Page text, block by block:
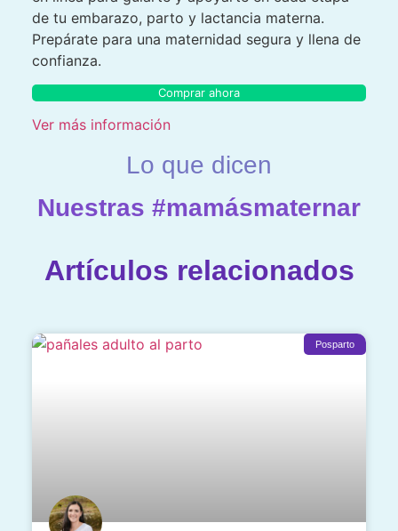
de tu embarazo, parto y lactancia materna.
Prepárate para una maternidad segura y llena de
confianza.
Comprar ahora
Ver más información
Lo que dicen
Nuestras #mamásmaternar
Artículos relacionados
Posparto